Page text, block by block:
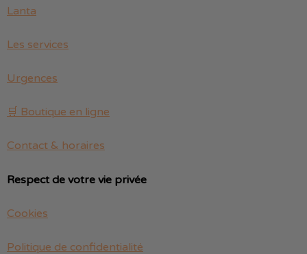
Lanta
Les services
Urgences
🛒 Boutique en ligne
Contact & horaires
Respect de votre vie privée
Cookies
Politique de confidentialité